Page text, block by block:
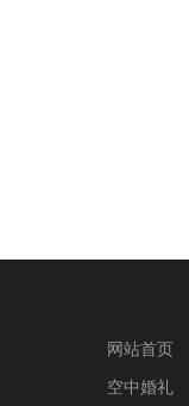
网站首页
空中婚礼